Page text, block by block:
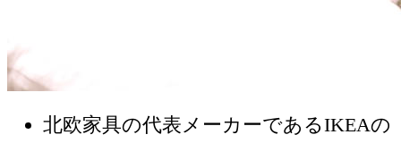
北欧家具の代表メーカーであるIKEAの